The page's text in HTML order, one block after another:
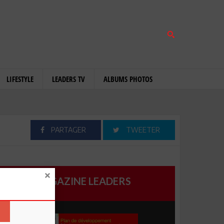
LIFESTYLE LEADERS TV ALBUMS PHOTOS
PARTAGER TWEETER
MAGAZINE LEADERS